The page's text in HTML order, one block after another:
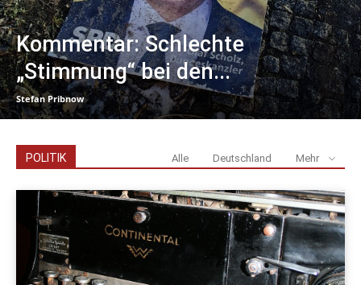
Kommentar: Schlechte
„Stimmung“ bei den...
Stefan Pribnow
POLITIK Alle Deutschland Mehr